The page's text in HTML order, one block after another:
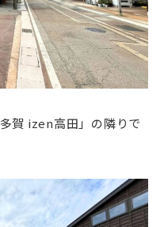
多賀 izen高田」の隣りで